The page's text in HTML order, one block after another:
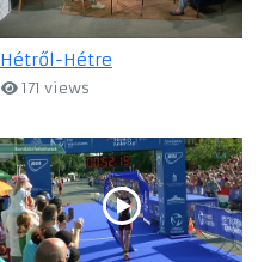
Hétről-Hétre
171 views